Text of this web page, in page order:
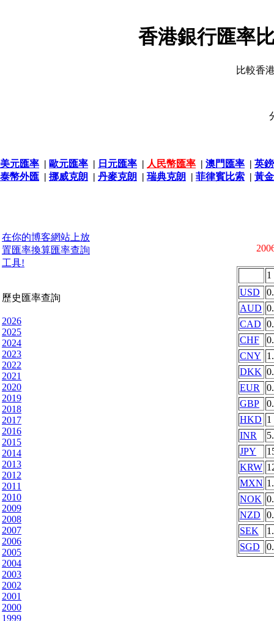
香港銀行匯率
比較香
美元匯率 | 歐元匯率 | 日元匯率 | 人民幣匯率 | 澳門匯率 | 英
泰幣外匯 | 挪威克朗 | 丹麥克朗 | 瑞典克朗 | 菲律賓比索 | 黃
在你的博客網站上放
置匯率換算匯率查詢
工具!
歷史匯率查詢
2026
2025
2024
2023
2022
2021
2020
2019
2018
2017
2016
2015
2014
2013
2012
2011
2010
2009
2008
2007
2006
2005
2004
2003
2002
2001
2000
1999
1
USD
AUD
CAD
CHF
CNY
DKK
EUR
GBP
HKD 1
INR
JPY
KRW
MXN
NOK
NZD
SEK
SGD